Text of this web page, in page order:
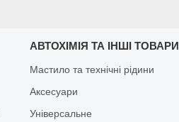
АВТОХІМІЯ ТА ІНШІ ТОВАРИ
Мастило та технічні рідини
Аксесуари
Універсальне